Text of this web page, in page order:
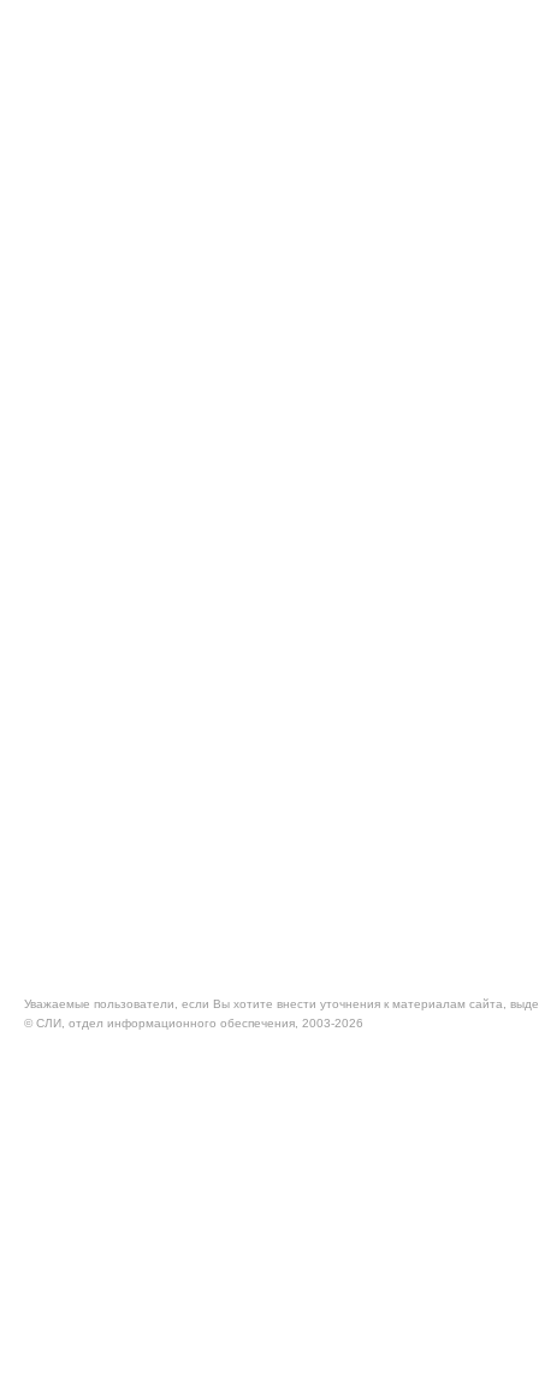
Уважаемые пользователи, если Вы хотите внести уточнения к материалам сайта,
© CЛИ, отдел информационного обеспечения, 2003-2026